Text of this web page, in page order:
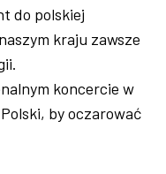
do polskiej
kraju zawsze
koncercie w
by oczarować